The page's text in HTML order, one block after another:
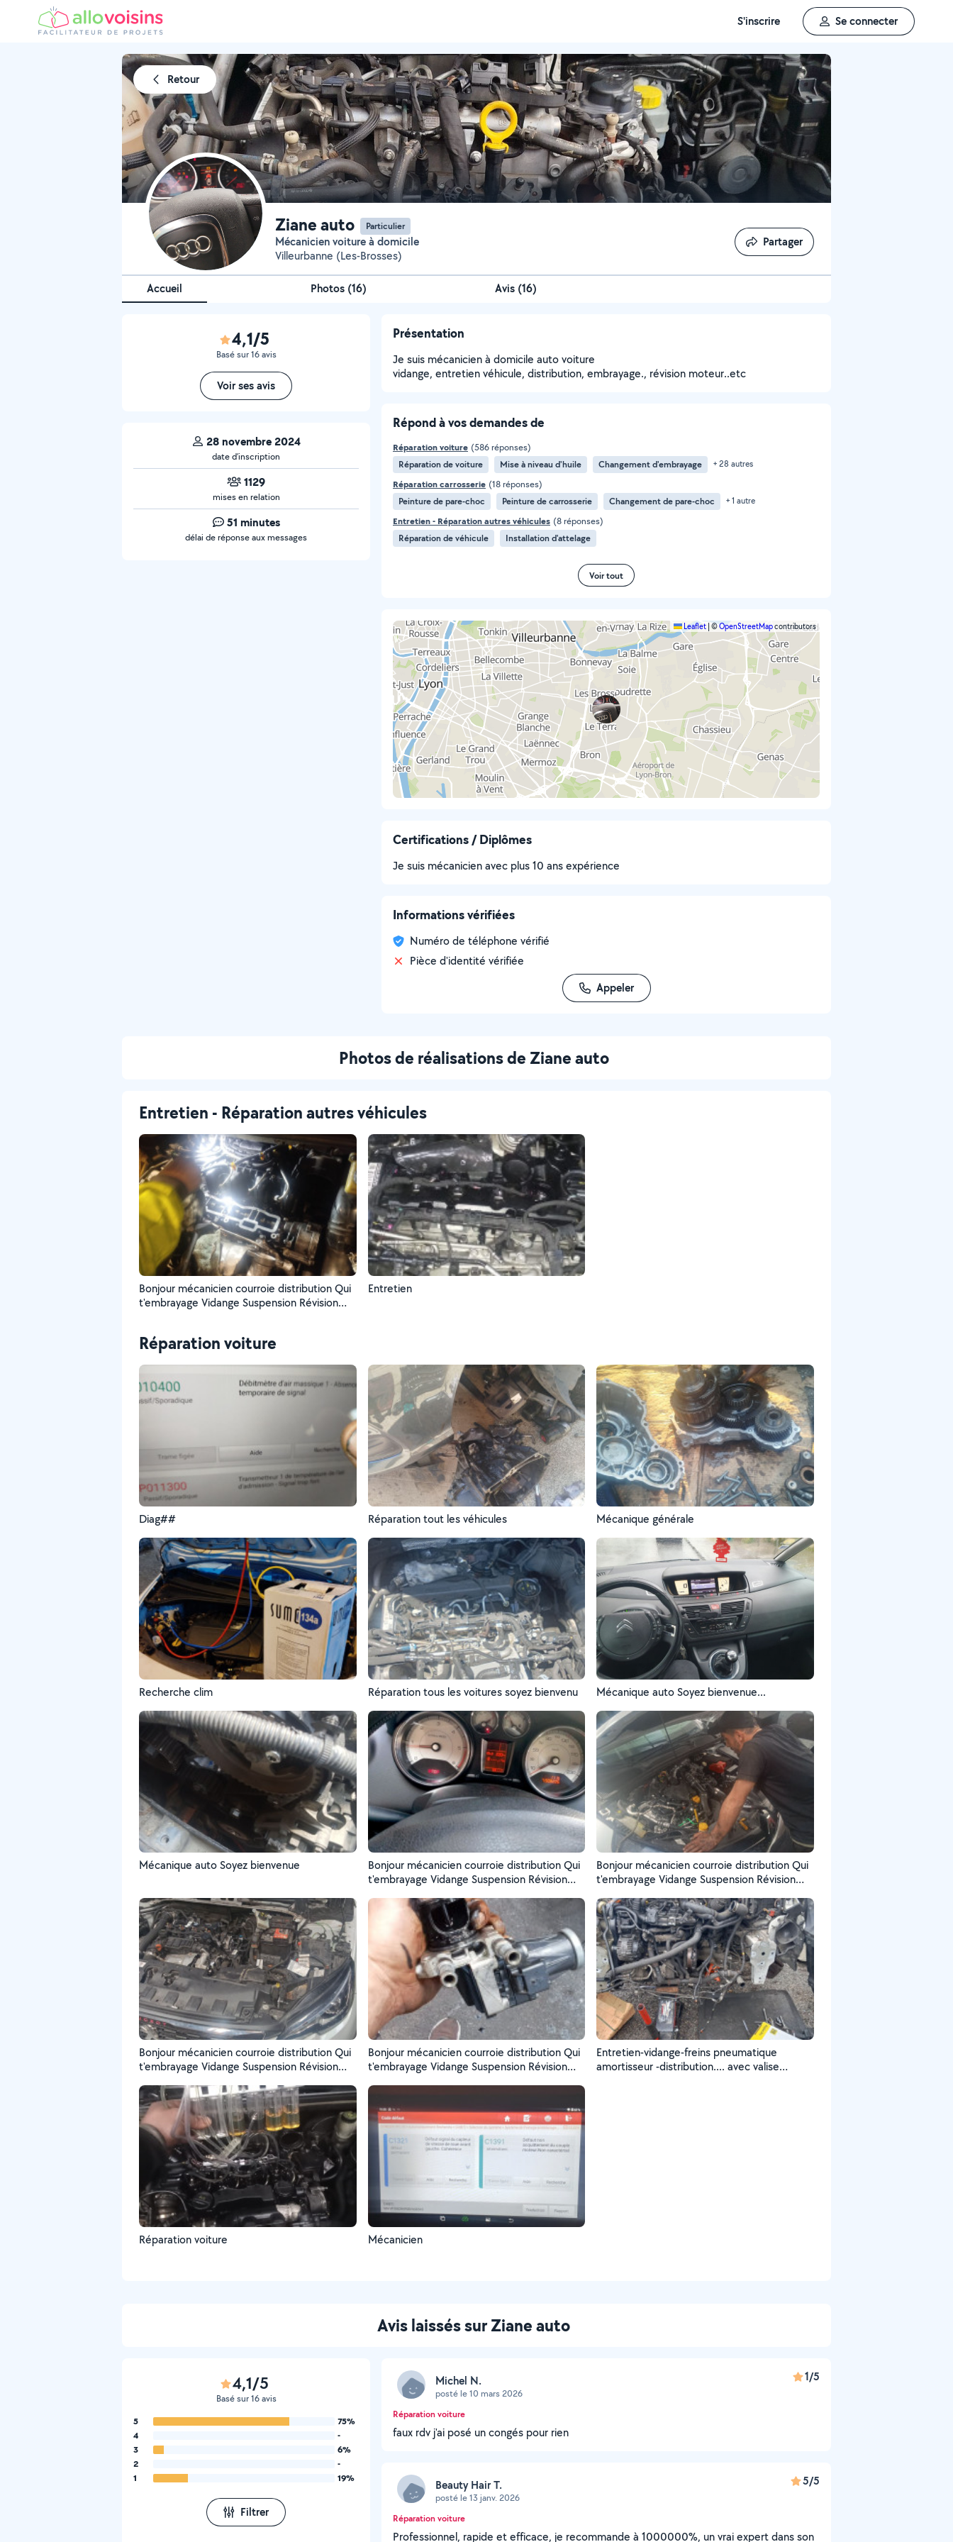
S'inscrire Se connecter
Retour
Ziane auto Particulier
Mécanicien voiture à domicile
Villeurbanne (Les-Brosses)
Partager
Partager
Accueil Photos (16) Avis (16)
4,1/5
Basé sur 16 avis
Voir ses avis
28 novembre 2024
date d’inscription
1129
mises en relation
51 minutes
délai de réponse aux messages
Présentation
Je suis mécanicien à domicile auto voiture
vidange, entretien véhicule, distribution, embrayage., révision moteur..etc
Répond à vos demandes de
Réparation voiture (586 réponses)
Réparation de voiture
Mise à niveau d'huile Changement d'embrayage + 28 autres
Réparation carrosserie (18 réponses)
Peinture de pare-choc
Peinture de carrosserie Changement de pare-choc + 1 autre
Entretien - Réparation autres véhicules (8 réponses)
Réparation de véhicule
Installation d'attelage
Voir tout
Leaflet ©OpenStreetMapcontributors
Certifications / Diplômes
Je suis mécanicien avec plus 10 ans expérience
Informations vérifiées
Numéro de téléphone vérifié
Pièce d'identité vérifiée
Appeler
Photos de réalisations de Ziane auto
Entretien - Réparation autres véhicules
Bonjour mécanicien courroie distribution Qui
t'embrayage Vidange Suspension Révision
Entretien
Réparation voiture
Diag## Réparation tout les véhicules Mécanique générale
Recherche clim Réparation tous les voitures soyez bienvenu Mécanique auto Soyez bienvenue...
Mécanique auto Soyez bienvenue
Bonjour mécanicien courroie distribution Qui
t'embrayage Vidange Suspension Révision
Bonjour mécanicien courroie distribution Qui
t'embrayage Vidange Suspension Révision
66??
Bonjour mécanicien courroie distribution Qui
t'embrayage Vidange Suspension Révision
66??
Bonjour mécanicien courroie distribution Qui
t'embrayage Vidange Suspension Révision
Entretien-vidange-freins pneumatique
amortisseur -distribution.... avec valise
Réparation voiture Mécanicien
Avis laissés sur Ziane auto
4,1/5
Basé sur 16 avis
5
75%
4
-
3
6%
2
-
1
19%
Filtrer
Michel N.
posté le 10 mars 2026
1/5
Réparation voiture
faux rdv j'ai posé un congés pour rien
Beauty Hair T.
posté le 13 janv. 2026
5/5
Réparation voiture
Professionnel, rapide et efficace, je recommande à 1000000%, un vrai expert dans son